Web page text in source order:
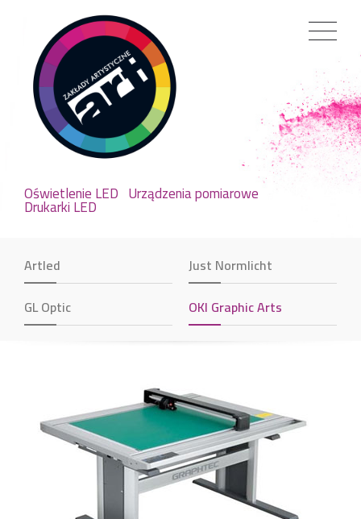
Oświetlenie LED Urządzenia pomiarowe
Drukarki LED
Artled
Just Normlicht
GL Optic
OKI Graphic Arts